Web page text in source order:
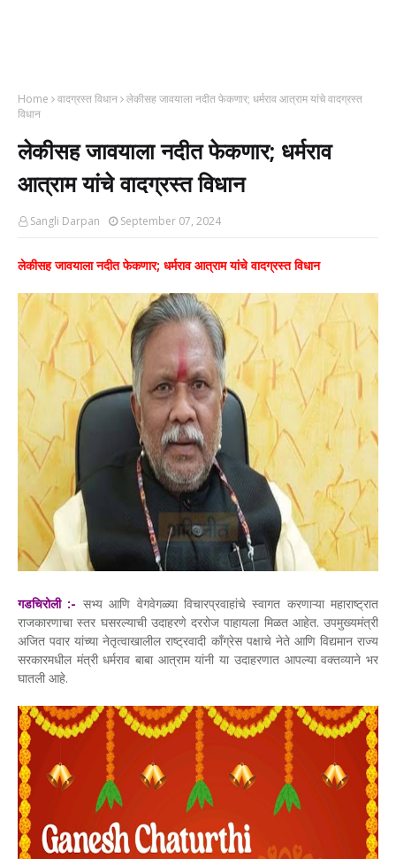
Home वादग्रस्त विधान लेकीसह जावयाला नदीत फेकणार; धर्मराव आत्राम यांचे वादग्रस्त
विधान
लेकीसह जावयाला नदीत फेकणार; धर्मराव
आत्राम यांचे वादग्रस्त विधान
Sangli Darpan September 07, 2024
लेकीसह जावयाला नदीत फेकणार; धर्मराव आत्राम यांचे वादग्रस्त विधान
गडचिरोली :- सभ्य आणि वेगवेगळ्या विचारप्रवाहांचे स्वागत करणाऱ्या महाराष्ट्रात
राजकारणाचा स्तर घसरल्याची उदाहरणे दररोज पाहायला मिळत आहेत. उपमुख्यमंत्री
अजित पवार यांच्या नेतृत्वाखालील राष्ट्रवादी काँग्रेस पक्षाचे नेते आणि विद्यमान राज्य
सरकारमधील मंत्री धर्मराव बाबा आत्राम यांनी या उदाहरणात आपल्या वक्तव्याने भर
घातली आहे.